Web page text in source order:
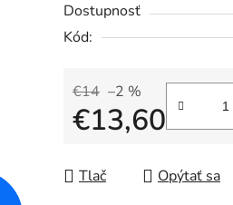
Dostupnosť
Kód:
€14 –2 %
€13,60
Tlač Opýtať sa